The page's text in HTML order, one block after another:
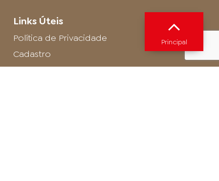
Links Úteis
Política de Privacidade
Cadastro
SAC - Profissional
Principal